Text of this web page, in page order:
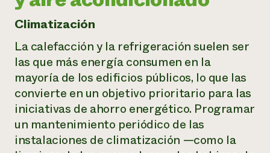
Climatización
La calefacción y la refrigeración suelen ser
las que más energía consumen en la
mayoría de los edificios públicos, lo que las
convierte en un objetivo prioritario para las
iniciativas de ahorro energético. Programar
un mantenimiento periódico de las
instalaciones de climatización —como la